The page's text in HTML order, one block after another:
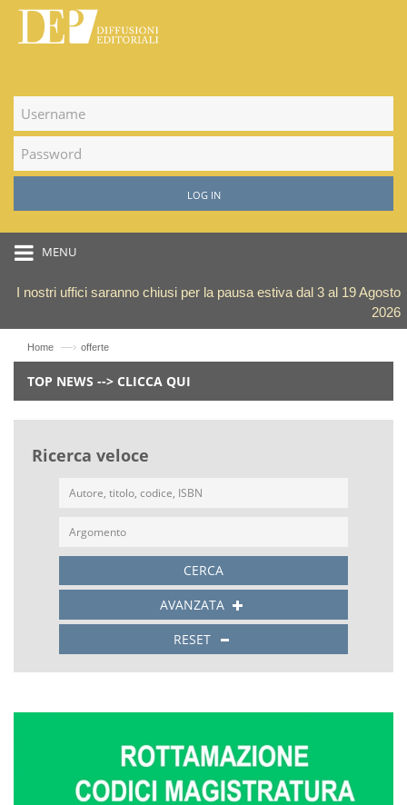
LOG IN
MENU
I nostri uffici saranno chiusi per la pausa estiva dal 3 al 19 Agosto
2026
Home —› offerte
TOP NEWS --> CLICCA QUI
Ricerca veloce
CERCA
AVANZATA
RESET